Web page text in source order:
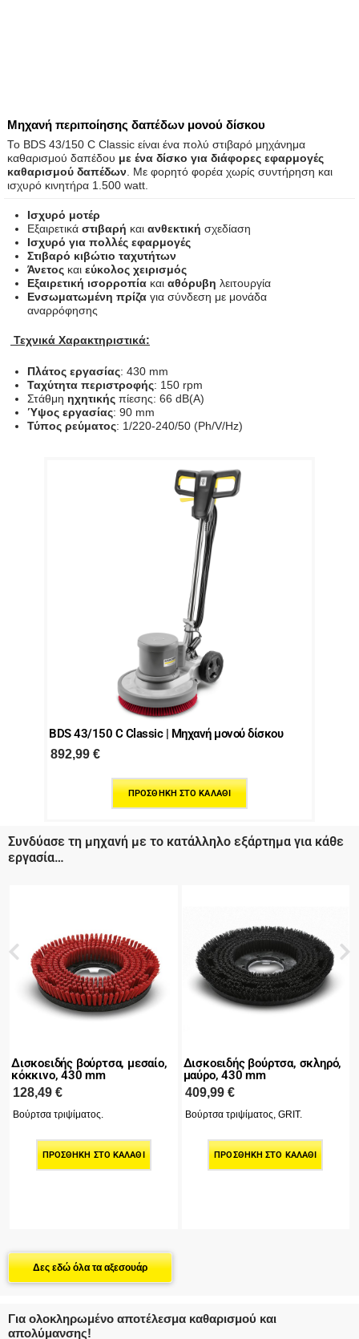
Μηχανή περιποίησης δαπέδων μονού δίσκου
Το BDS 43/150 C Classic είναι ένα πολύ στιβαρό μηχάνημα
καθαρισμού δαπέδου με ένα δίσκο για διάφορες εφαρμογές
καθαρισμού δαπέδων . Με φορητό φορέα χωρίς συντήρηση και
ισχυρό κινητήρα 1.500 watt.
Ισχυρό μοτέρ
Εξαιρετικά στιβαρή και ανθεκτική σχεδίαση
Ισχυρό για πολλές εφαρμογές
Στιβαρό κιβώτιο ταχυτήτων
Άνετος και εύκολος χειρισμός
Εξαιρετική ισορροπία και αθόρυβη λειτουργία
Ενσωματωμένη πρίζα για σύνδεση με μονάδα
αναρρόφησης
Τεχνικά Χαρακτηριστικά:
Πλάτος εργασίας: 430 mm
Ταχύτητα περιστροφής: 150 rpm
Στάθμη ηχητικήςπίεσης: 66 dB(A)
Ύψος εργασίας: 90 mm
Τύπος ρεύματος: 1/220-240/50 (Ph/V/Hz)
BDS 43/150 C Classic | Μηχανή μονού δίσκου
892,99€
ΠΡΟΣΘΉΚΗ ΣΤΟ ΚΑΛΆΘΙ
Συνδύασε τη μηχανή με το κατάλληλο εξάρτημα για κάθε
εργασία…
Δισκοειδής βούρτσα, μεσαίο,
κόκκινο, 430 mm
128,49 €
Βούρτσα τριψίματος.
ΠΡΟΣΘΉΚΗ ΣΤΟ ΚΑΛΆΘΙ
Δισκοειδής βούρτσα, σκληρό,
μαύρο, 430 mm
409,99 €
Βούρτσα τριψίματος, GRIT.
ΠΡΟΣΘΉΚΗ ΣΤΟ ΚΑΛΆΘΙ
Δες εδώ όλα τα αξεσουάρ
Για ολοκληρωμένο αποτέλεσμα καθαρισμού και
απολύμανσης!